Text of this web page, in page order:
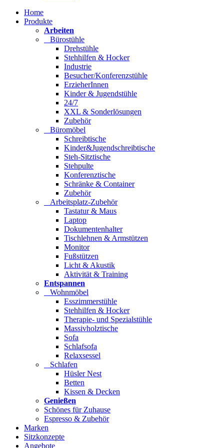
Home
Produkte
Arbeiten
Bürostühle
Drehstühle
Stehhilfen & Hocker
Industrie
Besucher/Konferenzstühle
ErzieherInnen
Kinder & Jugendstühle
24/7
XXL & Sonderlösungen
Zubehör
Büromöbel
Schreibtische
Kinder&Jugendschreibtische
Steh-Sitztische
Stehpulte
Konferenztische
Schränke & Container
Zubehör
Arbeitsplatz-Zubehör
Tastatur & Maus
Laptop
Dokumentenhalter
Tischlehnen & Armstützen
Monitor
Fußstützen
Licht & Akustik
Aktivität & Training
Entspannen
Wohnmöbel
Esszimmerstühle
Stehhilfen & Hocker
Therapie- und Spezialstühle
Massivholztische
Sofa
Schlafsofa
Relaxsessel
Schlafen
Hüsler Nest
Betten
Kissen & Decken
Genießen
Schönes für Zuhause
Espresso & Zubehör
Marken
Sitzkonzepte
Angebote